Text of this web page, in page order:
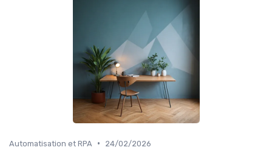
Automatisation et RPA • 24/02/2026